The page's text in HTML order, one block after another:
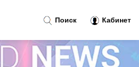
Поиск Кабинет